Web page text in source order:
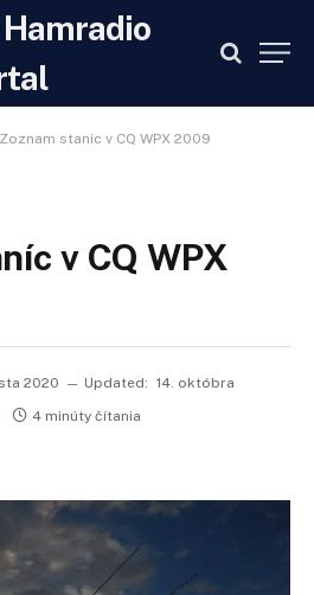
Zoznam staníc v CQ WPX 2009
v CQ WPX
2020 Updated: 14. októbra
4 minúty čítania